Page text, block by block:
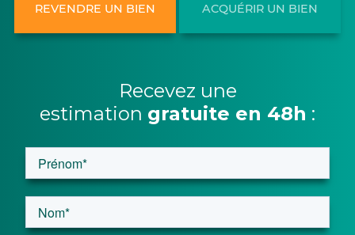
REVENDRE UN BIEN ACQUÉRIR UN BIEN